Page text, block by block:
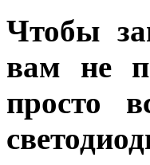
Чтобы
вам не
просто